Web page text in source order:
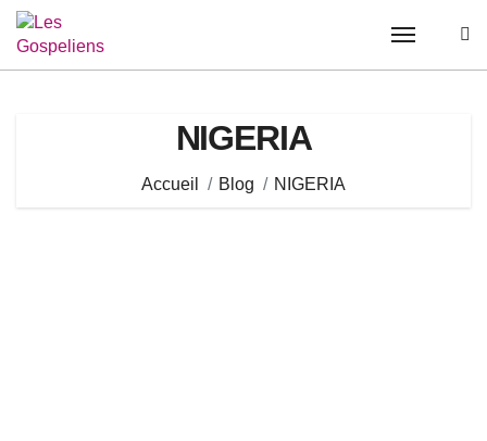
Passer
au
contenu
NIGERIA
Accueil Blog NIGERIA